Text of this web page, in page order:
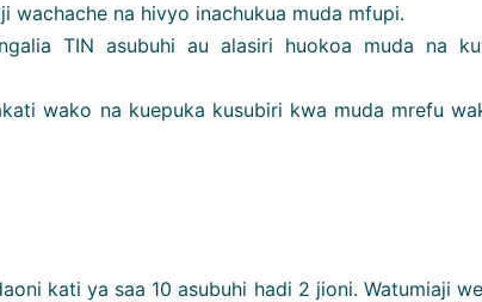
wachache na hivyo inachukua muda mfupi.
TIN asubuhi au alasiri huokoa muda na
wako na kuepuka kusubiri kwa muda mrefu
kati ya saa 10 asubuhi hadi 2 jioni. Watumiaji